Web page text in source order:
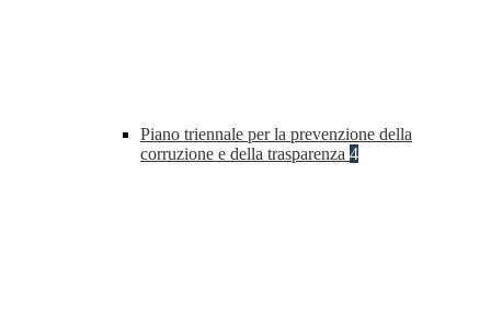
Piano triennale per la prevenzione della
corruzione e della trasparenza 4